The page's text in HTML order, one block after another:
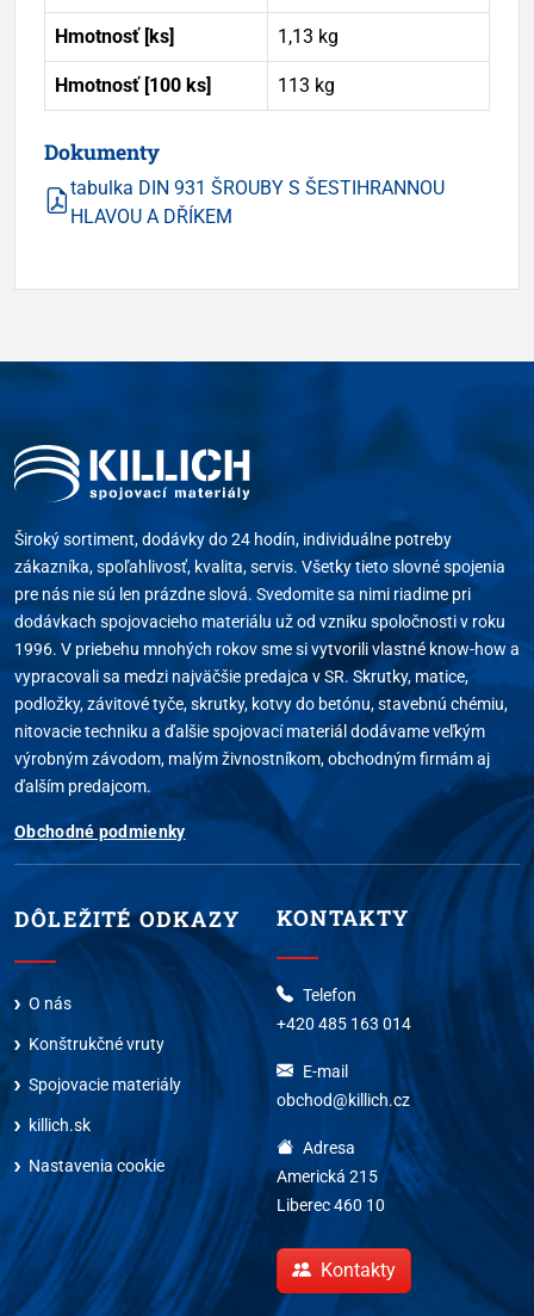
Hmotnosť [ks] 1,13 kg
Hmotnosť [100 ks] 113 kg
Dokumenty
tabulka DIN 931 ŠROUBY S ŠESTIHRANNOU
HLAVOU A DŘÍKEM
Široký sortiment, dodávky do 24 hodín, individuálne potreby
zákazníka, spoľahlivosť, kvalita, servis. Všetky tieto slovné spojenia
pre nás nie sú len prázdne slová. Svedomite sa nimi riadime pri
dodávkach spojovacieho materiálu už od vzniku spoločnosti v roku
1996. V priebehu mnohých rokov sme si vytvorili vlastné know-how a
vypracovali sa medzi najväčšie predajca v SR. Skrutky, matice,
podložky, závitové tyče, skrutky, kotvy do betónu, stavebnú chémiu,
nitovacie techniku a ďalšie spojovací materiál dodávame veľkým
výrobným závodom, malým živnostníkom, obchodným firmám aj
ďalším predajcom.
Obchodné podmienky
DÔLEŽITÉ ODKAZY
O nás
Konštrukčné vruty
Spojovacie materiály
killich.sk
Nastavenia cookie
KONTAKTY
Telefon
+420 485 163 014
E-mail
obchod@killich.cz
Adresa
Americká 215
Liberec 460 10
Kontakty